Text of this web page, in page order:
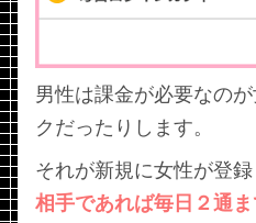
男性は課金が必要なの
クだったりします。
それが新規に女性が登録
相手であれば毎日２通